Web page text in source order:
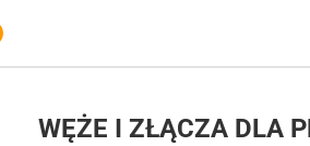
WĘŻE I ZŁĄCZA DLA